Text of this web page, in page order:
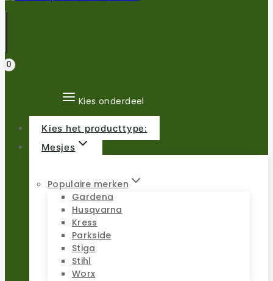
0
Kies onderdeel
Kies het producttype:
Mesjes
Populaire merken
Gardena
Husqvarna
Kress
Parkside
Stiga
Stihl
Worx